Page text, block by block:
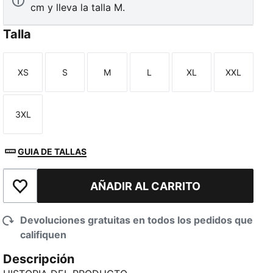
cm y lleva la talla M.
Talla
Talla
XS
Talla
S
Talla
M
Talla
L
Talla
XL
Talla
XXL
Talla
3XL
GUIA DE TALLAS
Añadir a la lista de deseosAÑADIR AL CARRITO
Devoluciones gratuitas en todos los pedidos que
califiquen
Descripción